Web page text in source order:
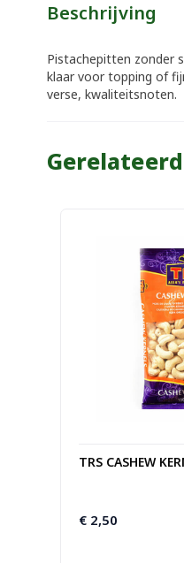
Beschrijving
Pistachepitten zonder
klaar voor topping of
verse, kwaliteitsnoten.
TRS CASHEW
€2,50